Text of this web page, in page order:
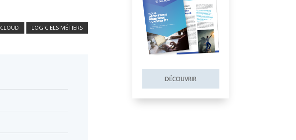
CLOUD LOGICIELS MÉTIERS
DÉCOUVRIR